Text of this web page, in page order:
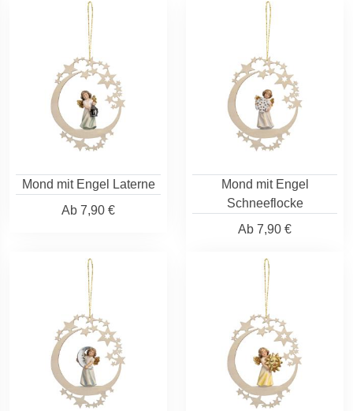
Mond mit Engel Laterne
Ab 7,90 €
Mond mit Engel
Schneeflocke
Ab 7,90 €